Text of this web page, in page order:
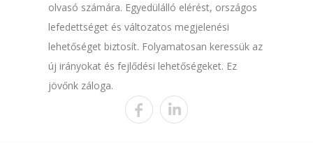
olvasó számára. Egyedülálló elérést, országos
lefedettséget és változatos megjelenési
lehetőséget biztosít. Folyamatosan keressük az
új irányokat és fejlődési lehetőségeket. Ez
jövőnk záloga.